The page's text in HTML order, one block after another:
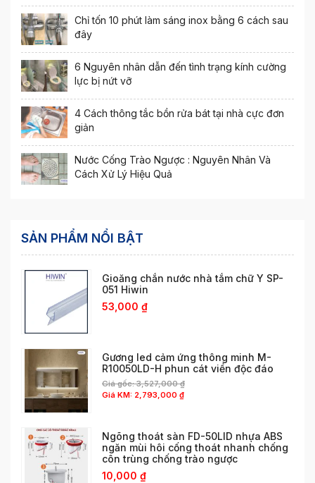
Chỉ tốn 10 phút làm sáng inox bằng 6 cách sau
đây
6 Nguyên nhân dẫn đến tình trạng kính cường
lực bị nứt vỡ
4 Cách thông tắc bồn rửa bát tại nhà cực đơn
giản
Nước Cống Trào Ngược : Nguyên Nhân Và
Cách Xử Lý Hiệu Quả
SẢN PHẨM NỔI BẬT
Gioăng chắn nước nhà tắm chữ Y SP-
051 Hiwin
53,000 ₫
Gương led cảm ứng thông minh M-
R10050LD-H phun cát viền độc đáo
Giá gốc:3,527,000₫
Giá KM: 2,793,000 ₫
Ngõng thoát sàn FD-50LID nhựa ABS
ngăn mùi hôi cống thoát nhanh chống
côn trùng chống trào ngược
10,000 ₫